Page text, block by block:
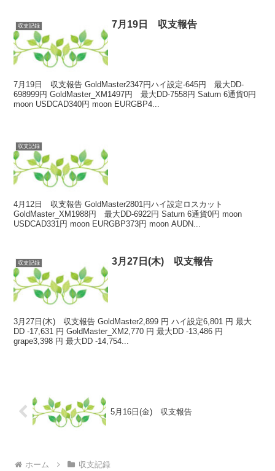
収支記録 7月19日 収支報告
7月19日 収支報告 GoldMaster2347円ハイ設定-645円 最大DD-
698999円 GoldMaster_XM1497円 最大DD-7558円 Saturn 6通貨0円
moon USDCAD340円 moon EURGBP4...
収支記録
4月12日 収支報告 GoldMaster2801円ハイ設定ロスカット
GoldMaster_XM1988円 最大DD-6922円 Saturn 6通貨0円 moon
USDCAD331円 moon EURGBP373円 moon AUDN...
収支記録 3月27日(木) 収支報告
3月27日(木) 収支報告 GoldMaster2,899 円 ハイ設定6,801 円 最大
DD -17,631 円 GoldMaster_XM2,770 円 最大DD -13,486 円
grape3,398 円 最大DD -14,754...
5月16日(金) 収支報告
ホーム 収支記録